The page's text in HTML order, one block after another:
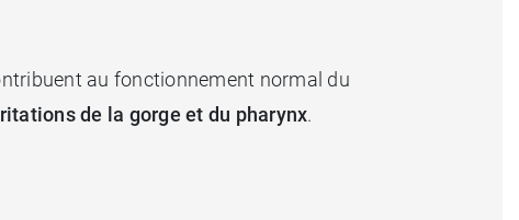
au fonctionnement normal du
de la gorge et du pharynx.